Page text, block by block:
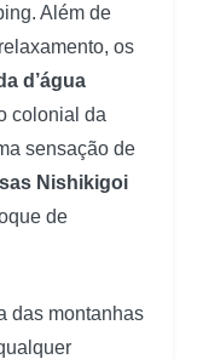
Além de
os
d’água
colonial da
sensação de
Nishikigoi
de
das montanhas